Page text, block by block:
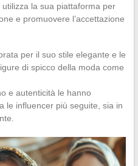
la sua piattaforma per
e promuovere l’accettazione
per il suo stile elegante e le
di spicco della moda come
e autenticità le hanno
le influencer più seguite, sia in